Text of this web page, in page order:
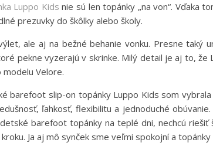
Luppo Kids nie sú len topánky „na von“. Vďaka
prezuvky do škôlky alebo školy.
ale aj na bežné behanie vonku. Presne taký
pekne vyzerajú v skrinke. Milý detail je aj to, že
modelu Velore.
barefoot slip-on topánky Luppo Kids som
ľahkosť, flexibilitu a jednoduché
barefoot topánky na teplé dni, nechcú riešiť
Ja aj mô synček sme veľmi spokojní a topánky